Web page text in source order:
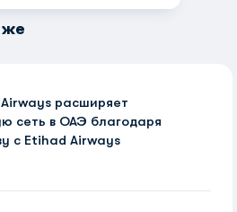
расширяет
сеть в ОАЭ благодаря
с Etihad Airways